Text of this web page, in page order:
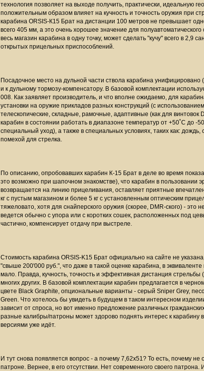
технология позволяет на выходе получить, практически, идеальную
положительным образом влияет на кучность и точность оружия при
карабина ORSIS-К15 Брат на дистанции 100 метров не превышает
всего 405 мм, а это очень хорошее значение для
весь магазин карабина в одну точку, может сделать "кучу" всего в 2,9
открытых прицельных приспособлений.
Посадочное место на дульной части ствола карабина
и к дульному тормозу-компенсатору. В базовой комплектации
008. Как заявляет производитель, и что вполне ожидаемо, для
установки на оружие прикладов разных конструкций (с
телескопические, складные, рамочные, адаптивные (как для винтовок
карабин в состоянии работать в диапазоне температур от +50˚С до -
специальный уход), а также в специальных условиях, таких как: дождь,
помехой для стрелка.
По описанию, опробовавших карабин К-15 Брат в деле во время
это возможно при шапочном знакомстве), что карабин в пользовании
возвращается на линию прицеливания, оставляет приятные
кг с пустым магазином и более 5 кг с установленным оптическим
тяжеловато, хотя для снайперского оружия (скорее, DMR-ского) - это
ведется обычно с упора или с коротких сошек, расположенных под
частично, компенсирует отдачу при выстреле.
Стоимость карабина ORSIS-K15 Брат официально на сайте не
"свыше 200'000 руб.", что даже в такой оценке карабина, в
мало. Правда, кучность, точность и эффективная дистанция
многих других. В базовой комплектации карабин предлагается в
цвете Black Graphite, опциональные варианты - серый Sniper Grey,
Green. Что хотелось бы увидеть в будущем в таком интересном
зависит от спроса, но вот именно предложение различных
разные калибры/патроны может здорово поднять интерес к карабину
версиями уже идёт.
И тут снова появляется вопрос - а почему 7,62х51? То есть, почему
патроне. Вернее, в его отсутствии. Нет современного своего патрона.